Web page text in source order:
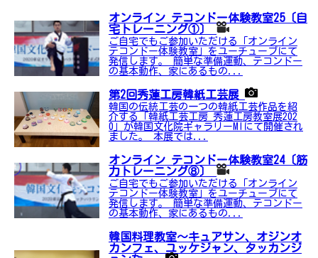
オンライン テコンドー体験教室25〔自
宅トレーニング①〕
ご自宅でもご参加いただける「オンライン
テコンドー体験教室」をユーチューブにて
発信します。 簡単な準備運動、テコンドー
の基本動作、家にあるもの...
第2回秀蓮工房韓紙工芸展
韓国の伝統工芸の一つの韓紙工芸作品を紹
介する「韓紙工芸工房 秀蓮工房教室展202
0」が韓国文化院ギャラリーMIにて開催され
ました。 本展では...
オンライン テコンドー体験教室24〔筋
力トレーニング⑧〕
ご自宅でもご参加いただける「オンライン
テコンドー体験教室」をユーチューブにて
発信します。 簡単な準備運動、テコンドー
の基本動作、家にあるもの...
韓国料理教室〜キュアサン、オジンオ
カンフェ、ユッケジャン、タッカンジ